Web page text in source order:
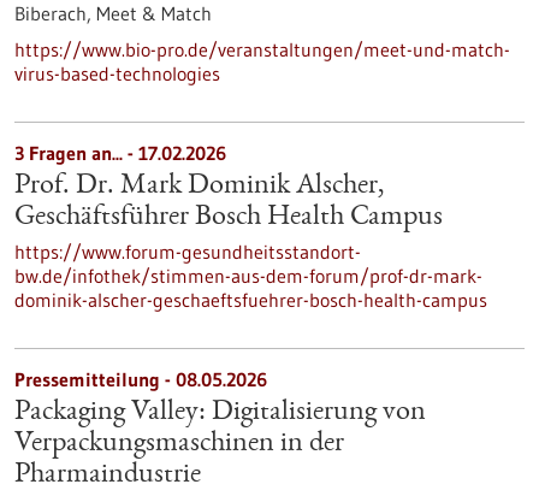
Biberach, Meet & Match
https://www.bio-pro.de/veranstaltungen/meet-und-match-
virus-based-technologies
3 Fragen an... - 17.02.2026
Prof. Dr. Mark Dominik Alscher,
Geschäftsführer Bosch Health Campus
https://www.forum-gesundheitsstandort-
bw.de/infothek/stimmen-aus-dem-forum/prof-dr-mark-
dominik-alscher-geschaeftsfuehrer-bosch-health-campus
Pressemitteilung - 08.05.2026
Packaging Valley: Digitalisierung von
Verpackungsmaschinen in der
Pharmaindustrie